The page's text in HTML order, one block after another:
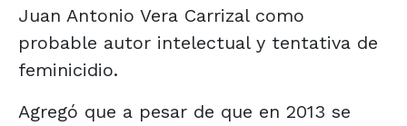
Juan Antonio Vera Carrizal como
probable autor intelectual y tentativa de
feminicidio.
Agregó que a pesar de que en 2013 se